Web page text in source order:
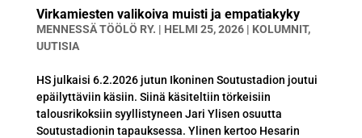
Virkamiesten valikoiva muisti ja empatiakyky
MENNESSÄTÖÖLÖ RY. | HELMI 25, 2026| KOLUMNIT,
UUTISIA
HS julkaisi 6.2.2026 jutun Ikoninen Soutustadion joutui
epäilyttäviin käsiin. Siinä käsiteltiin törkeisiin
talousrikoksiin syyllistyneen Jari Ylisen osuutta
Soutustadionin tapauksessa. Ylinen kertoo Hesarin